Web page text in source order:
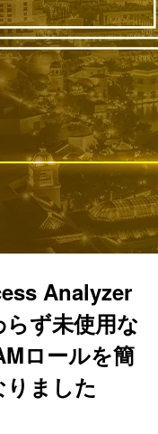
Analyzer
ず未使用な
ロールを簡
ました